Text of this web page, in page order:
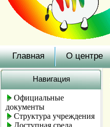
Главная О центре
Навигация
Официальные
документы
Структура учреждения
Доступная среда